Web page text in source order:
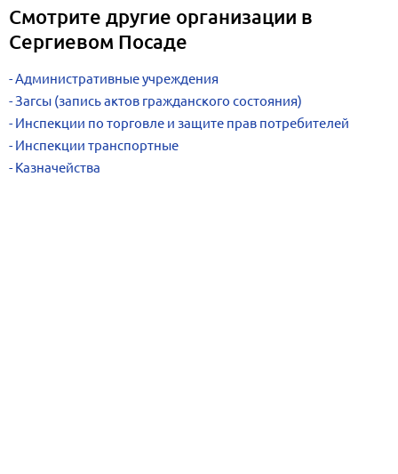
Смотрите другие организации в
Сергиевом Посаде
Административные учреждения
Загсы (запись актов гражданского состояния)
Инспекции по торговле и защите прав потребителей
Инспекции транспортные
Казначейства